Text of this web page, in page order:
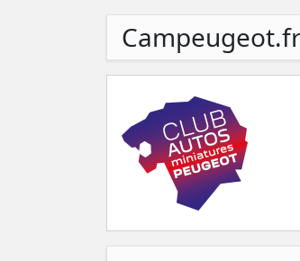
Campeugeot.fr